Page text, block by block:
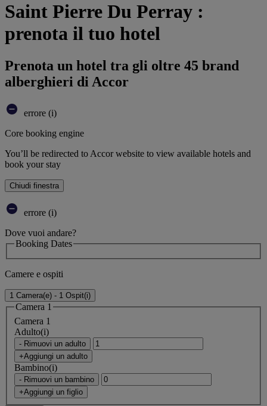
Saint Pierre Du Perray :
prenota il tuo hotel
Prenota un hotel tra gli oltre 45 brand
alberghieri di Accor
errore (i)
Core booking engine
You’ll be redirected to Accor website to view available hotels and
book your stay
Chiudi finestra
errore (i)
Dove vuoi andare?
Booking Dates
Camere e ospiti
1 Camera(e) - 1 Ospit(i)
Camera 1
Camera 1
Adulto(i)
- Rimuovi un adulto
+Aggiungi un adulto
Bambino(i)
- Rimuovi un bambino
+Aggiungi un figlio